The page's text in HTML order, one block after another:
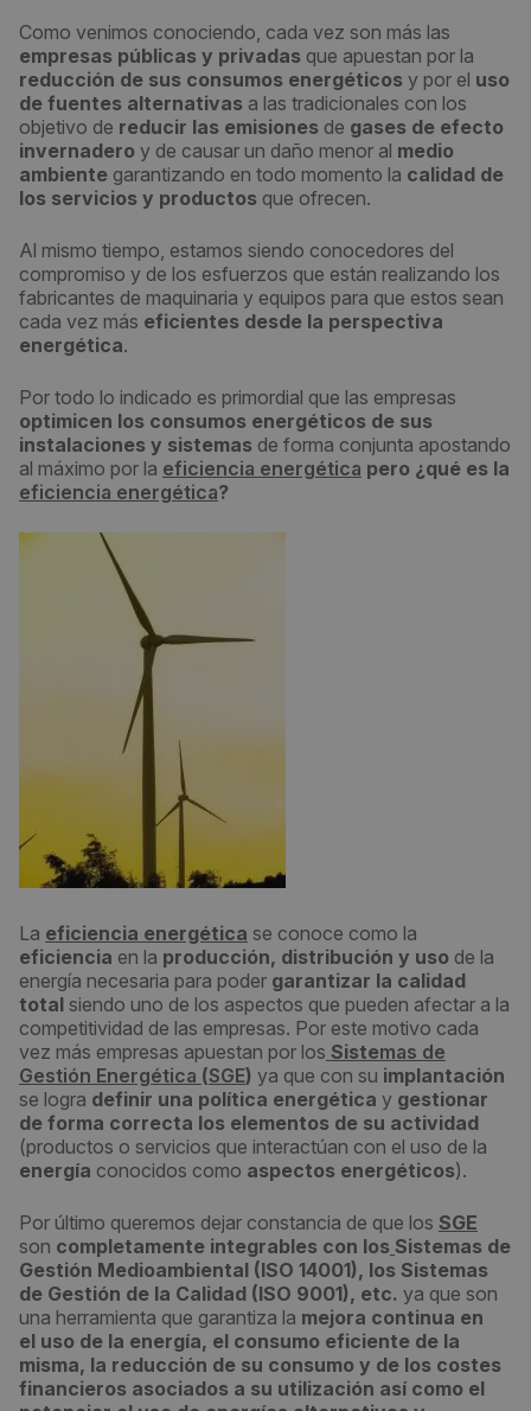
Como venimos conociendo, cada vez son más las
empresas públicas y privadas que apuestan por la
reducción de sus consumos energéticos y por el uso
de fuentes alternativas a las tradicionales con los
objetivo de reducir las emisiones de gases de efecto
invernadero y de causar un daño menor al medio
ambiente garantizando en todo momento la calidad de
los servicios y productos que ofrecen.
Al mismo tiempo, estamos siendo conocedores del
compromiso y de los esfuerzos que están realizando los
fabricantes de maquinaria y equipos para que estos sean
cada vez más eficientes desde la perspectiva
energética.
Por todo lo indicado es primordial que las empresas
optimicen los consumos energéticos de sus
instalaciones y sistemas de forma conjunta apostando
al máximo por la eficiencia energética pero ¿qué es la
eficiencia energética?
La eficiencia energética se conoce como la
eficiencia en la producción, distribución y uso de la
energía necesaria para poder garantizar la calidad
total siendo uno de los aspectos que pueden afectar a la
competitividad de las empresas. Por este motivo cada
vez más empresas apuestan por los Sistemas de
Gestión Energética (SGE) ya que con su implantación
se logra definir una política energética y gestionar
de forma correcta los elementos de su actividad
(productos o servicios que interactúan con el uso de la
energía conocidos como aspectos energéticos).
Por último queremos dejar constancia de que los SGE
son completamente integrables con los Sistemas de
Gestión Medioambiental (ISO 14001), los Sistemas
de Gestión de la Calidad (ISO 9001), etc. ya que son
una herramienta que garantiza la mejora continua en
el uso de la energía, el consumo eficiente de la
misma, la reducción de su consumo y de los costes
financieros asociados a su utilización así como el